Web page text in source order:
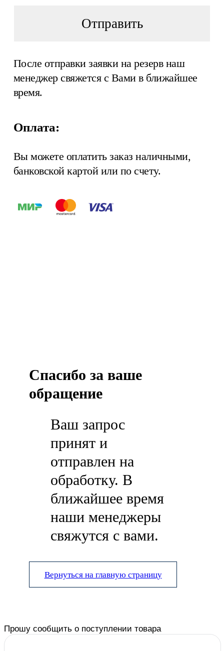
Отправить
После отправки заявки на резерв наш
менеджер свяжется с Вами в ближайшее
время.
Оплата:
Вы можете оплатить заказ наличными,
банковской картой или по счету.
Спасибо за ваше
обращение
Ваш запрос
принят и
отправлен на
обработку. В
ближайшее время
наши менеджеры
свяжутся с вами.
Вернуться на главную страницу
Прошу сообщить о поступлении товара